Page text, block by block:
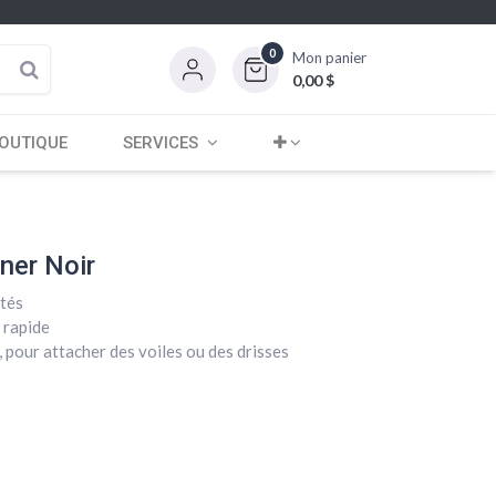
0 Mon panier
0,00$
SERVICES
Noir
attacher des voiles ou des drisses